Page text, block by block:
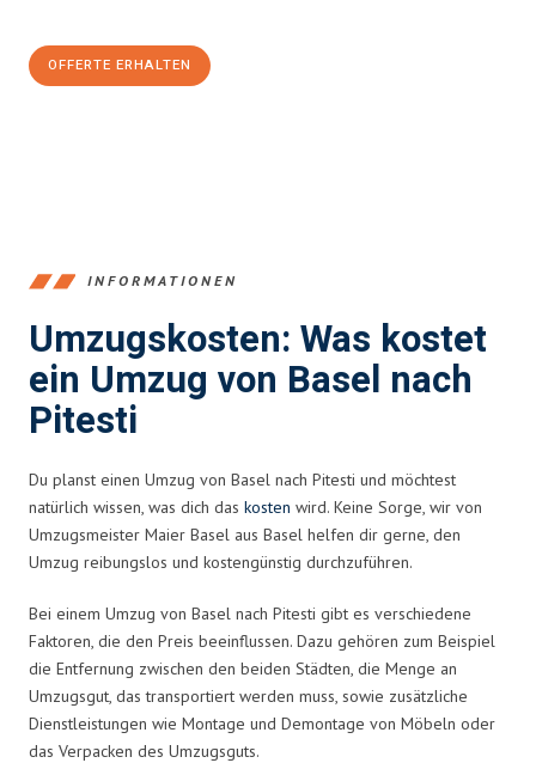
OFFERTE ERHALTEN
INFORMATIONEN
Umzugskosten: Was kostet
ein Umzug von Basel nach
Pitesti
Du planst einen Umzug von Basel nach Pitesti und möchtest
natürlich wissen, was dich das kosten wird. Keine Sorge, wir von
Umzugsmeister Maier Basel aus Basel helfen dir gerne, den
Umzug reibungslos und kostengünstig durchzuführen.
Bei einem Umzug von Basel nach Pitesti gibt es verschiedene
Faktoren, die den Preis beeinflussen. Dazu gehören zum Beispiel
die Entfernung zwischen den beiden Städten, die Menge an
Umzugsgut, das transportiert werden muss, sowie zusätzliche
Dienstleistungen wie Montage und Demontage von Möbeln oder
das Verpacken des Umzugsguts.